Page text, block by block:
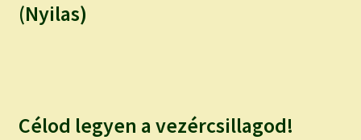
(Nyilas)
Célod legyen a vezércsillagod!